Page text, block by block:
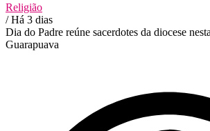
Religião
/ Há 3 dias
Dia do Padre reúne sacerdotes da diocese
Guarapuava